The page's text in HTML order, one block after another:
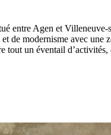
entre Agen et Villeneuve-
de modernisme avec
un éventail